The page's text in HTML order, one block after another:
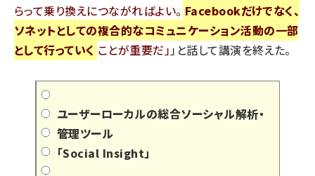
らって乗り換えにつながればよい。 Facebookだけでなく、
ソネットとしての複合的なコミュニケーション活動の一部
として行っていく ことが重要だ 」と話して講演を終えた。
ユーザーローカルの総合ソーシャル解析・
管理ツール
「Social Insight 」